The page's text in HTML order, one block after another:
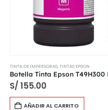
TINTA DE IMPRESORAS,TINTAS EPSON
Botella Tinta Epson T49H300
S/ 155.00
AÑADIR AL CARRITO